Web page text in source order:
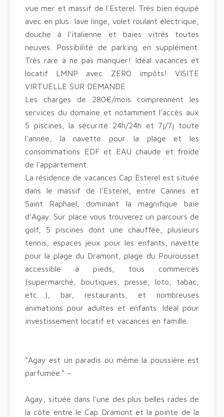
vue mer et massif de l'Esterel. Très bien équipé
avec en plus: lave linge, volet roulant électrique,
douche à l'italienne et baies vitrés toutes
neuves. Possibilité de parking en supplément.
Très rare à ne pas manquer! Idéal vacances et
locatif LMNP avec ZERO impôts! VISITE
VIRTUELLE SUR DEMANDE
Les charges de 280€/mois comprennent les
services du domaine et notamment l'accès aux
5 piscines, la sécurité 24h/24h et 7j/7j toute
l'année, la navette pour la plage et les
consommations EDF et EAU chaude et froide
de l'appartement.
La résidence de vacances Cap Esterel est située
dans le massif de l’Esterel, entre Cannes et
Saint Raphael, dominant la magnifique baie
d’Agay. Sur place vous trouverez un parcours de
golf, 5 piscines dont une chauffée, plusieurs
tennis, espaces jeux pour les enfants, navette
pour la plage du Dramont, plage du Pourousset
accessible à pieds, tous commerces
(supermarché, boutiques, presse, loto, tabac,
etc….), bar, restaurants, et nombreuses
animations pour adultes et enfants. Idéal pour
investissement locatif et vacances en famille.
“Agay est un paradis où même la poussière est
parfumée.” –
Agay, située dans l’une des plus belles rades de
la côte entre le Cap Dramont et la pointe de la